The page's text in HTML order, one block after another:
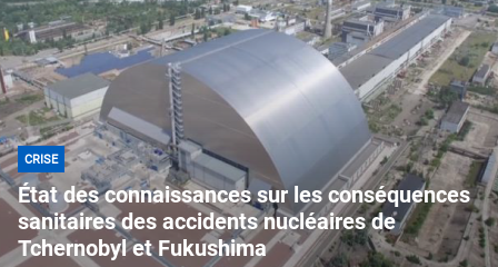
CRISE
État des connaissances sur les conséquences
sanitaires des accidents nucléaires de
Tchernobyl et Fukushima